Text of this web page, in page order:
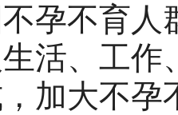
孕不育人
活、工作
加大不孕